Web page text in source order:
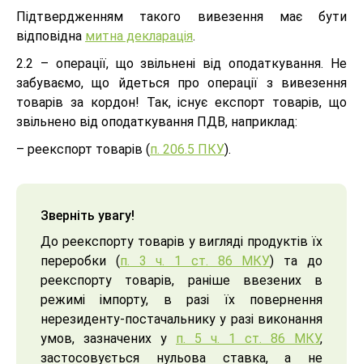
Підтвердженням такого вивезення має бути
відповідна митна декларація.
2.2 – операції, що звільнені від оподаткування. Не
забуваємо, що йдеться про операції з вивезення
товарів за кордон! Так, існує експорт товарів, що
звільнено від оподаткування ПДВ, наприклад:
– реекспорт товарів (п. 206.5 ПКУ).
Зверніть увагу!
До реекспорту товарів у вигляді продуктів їх
переробки (п. 3 ч. 1 ст. 86 МКУ) та до
реекспорту товарів, раніше ввезених в
режимі імпорту, в разі їх повернення
нерезиденту-постачальнику у разі виконання
умов, зазначених у п. 5 ч. 1 ст. 86 МКУ,
застосовується нульова ставка, а не